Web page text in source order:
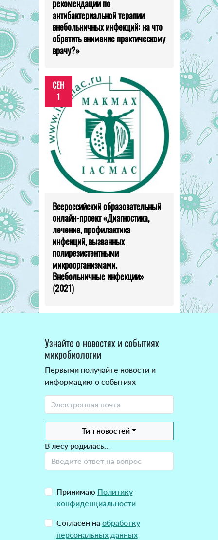
рекомендации по
антибактериальной терапии
внебольничных инфекций: на что
обратить внимание практическому
врачу?»
СЕН
1
Всероссийский образовательный
онлайн-проект «Диагностика,
лечение, профилактика
инфекций, вызванных
полирезистентными
микроорганизмами.
Внебольничные инфекции»
(2021)
Узнайте о новостях и событиях
микробиологии
Первыми получайте новости и
информацию о событиях
Тип новостей
В лесу родилась...
Принимаю Политику
конфиденциальности
Согласен на обработку
персональных данных